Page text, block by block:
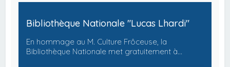
Bibliothèque Nationale "Lucas Lhardi"
En hommage au M. Culture Frôceuse, la
Bibliothèque Nationale met gratuitement à…